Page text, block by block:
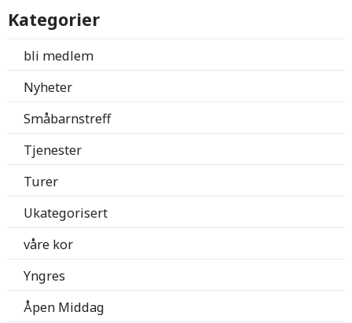
Kategorier
bli medlem
Nyheter
Småbarnstreff
Tjenester
Turer
Ukategorisert
våre kor
Yngres
Åpen Middag